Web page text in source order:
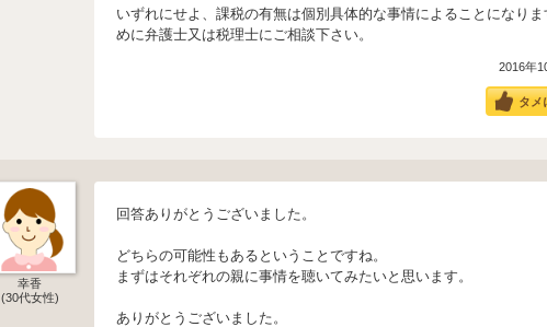
いずれにせよ、課税の有無は個別具体的な事情によることになり
めに弁護士又は税理士にご相談下さい。
2016年
タメ
幸香
(30代女性)
回答ありがとうございました。
どちらの可能性もあるということですね。
まずはそれぞれの親に事情を聴いてみたいと思います。
ありがとうございました。